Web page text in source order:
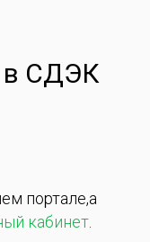
в СДЭК
портале,а
кабинет.